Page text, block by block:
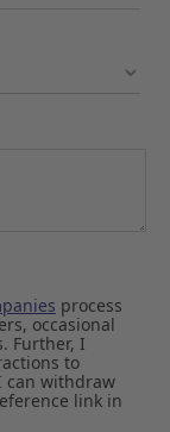
process
occasional
Further, I
to
can withdraw
link in